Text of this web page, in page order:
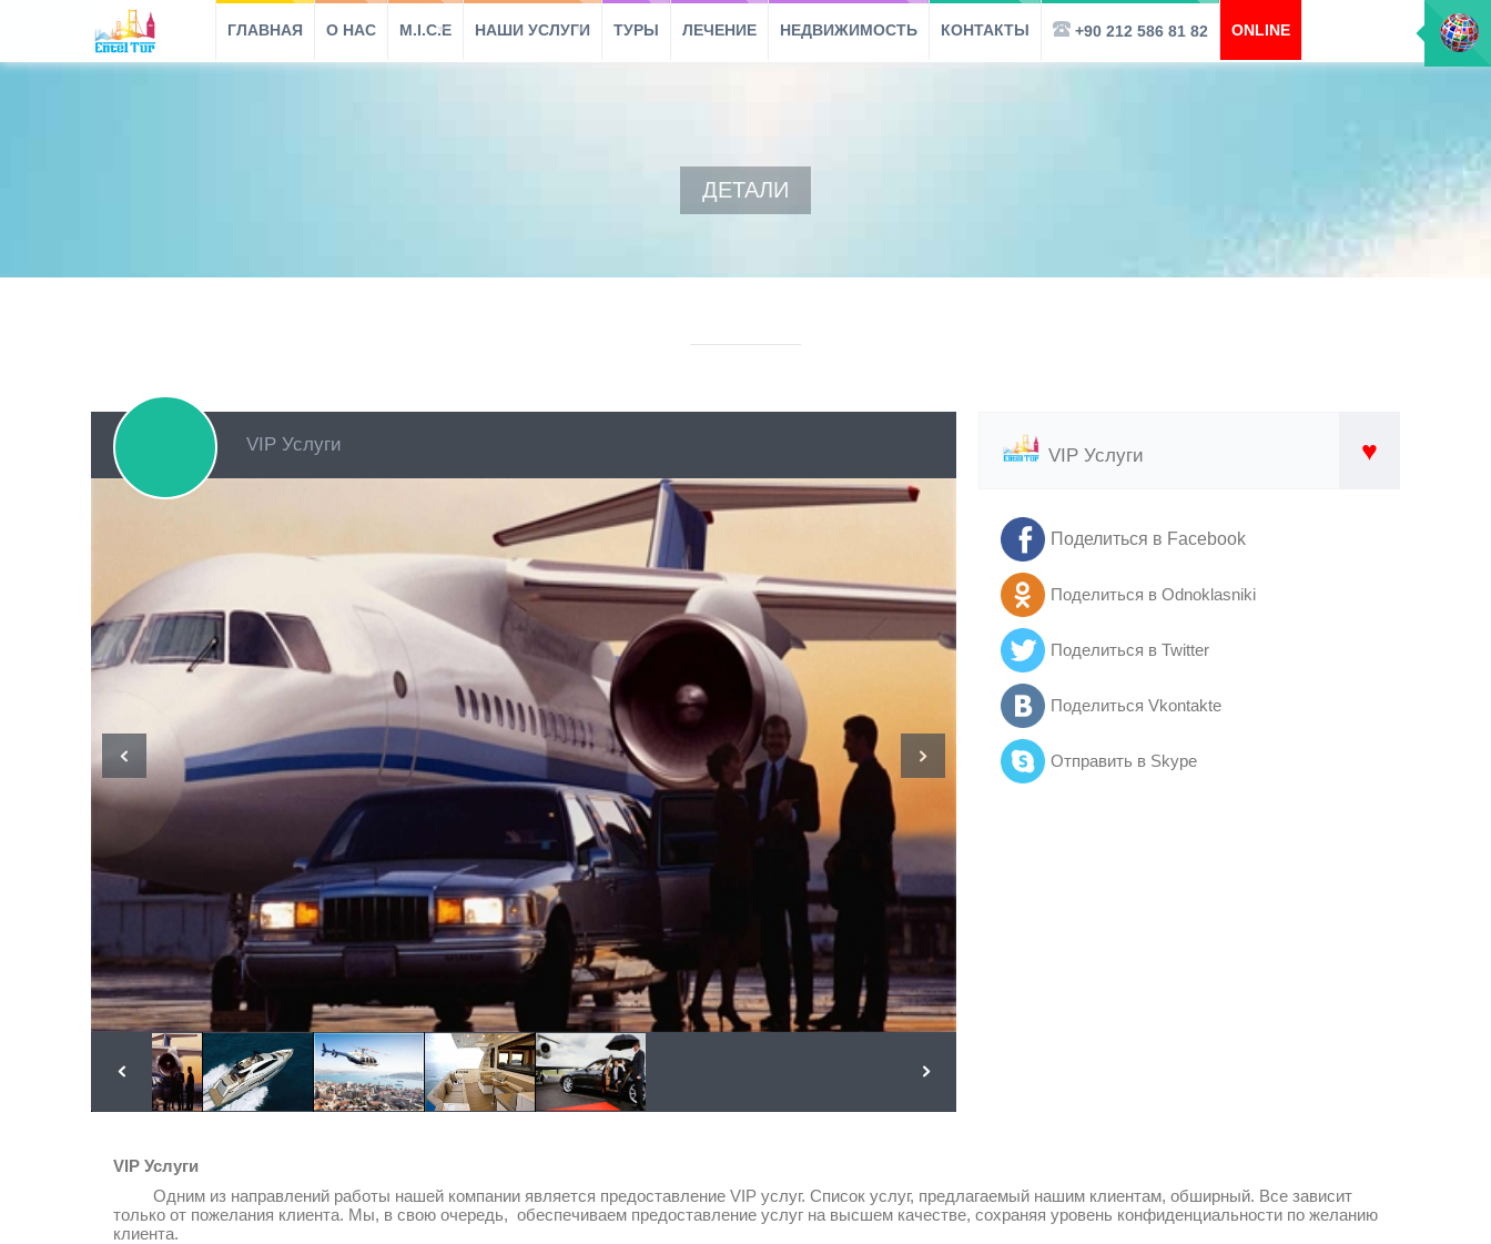
ГЛАВНАЯ O HAC M.I.C.E НАШИ УСЛУГИ ТУРЫ ЛЕЧЕНИЕ НЕДВИЖИМОСТЬ КОНТАКТЫ +90 212 586 81 82 ONLINE
ДЕТАЛИ
VIP Услуги
VIP Услуги ♥
Поделиться в Facebook
Поделиться в Odnoklasniki
Поделиться в Twitter
Поделиться Vkontakte
Отправить в Skype
VIP Услуги
Одним из направлений работы нашей компании является предоставление VIP услуг. Список услуг, предлагаемый нашим клиентам, обширный. Все зависит
только от пожелания клиента. Мы, в свою очередь, обеспечиваем предоставление услуг на высшем качестве, сохраняя уровень конфиденциальности по желанию
клиента.